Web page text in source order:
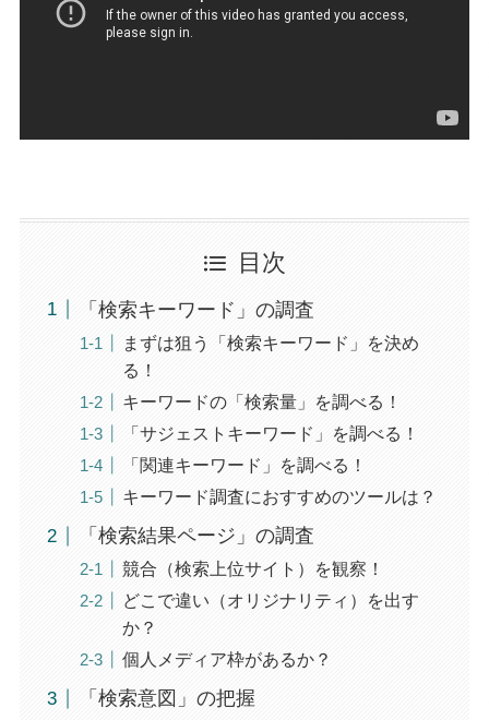
目次
「検索キーワード」の調査
まずは狙う「検索キーワード」を決め
る！
キーワードの「検索量」を調べる！
「サジェストキーワード」を調べる！
「関連キーワード」を調べる！
キーワード調査におすすめのツールは？
「検索結果ページ」の調査
競合（検索上位サイト）を観察！
どこで違い（オリジナリティ）を出す
か？
個人メディア枠があるか？
「検索意図」の把握